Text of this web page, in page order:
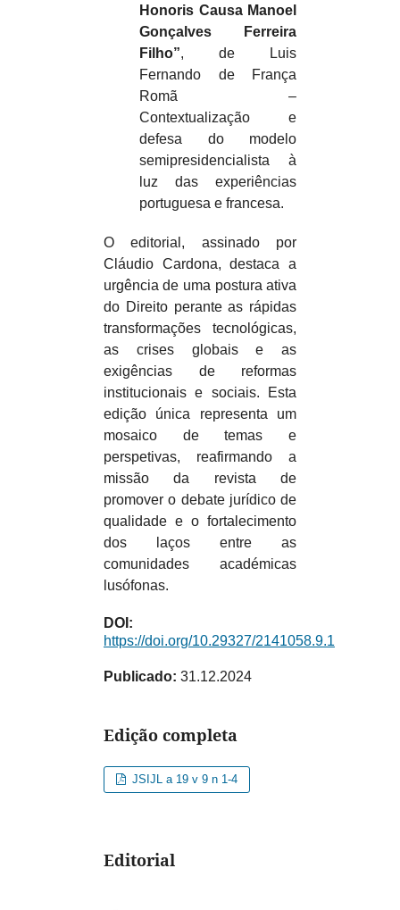
Honoris Causa Manoel
Gonçalves Ferreira
Filho”, de Luis
Fernando de França
Romã –
Contextualização e
defesa do modelo
semipresidencialista à
luz das experiências
portuguesa e francesa.
O editorial, assinado por
Cláudio Cardona, destaca a
urgência de uma postura ativa
do Direito perante as rápidas
transformações tecnológicas,
as crises globais e as
exigências de reformas
institucionais e sociais. Esta
edição única representa um
mosaico de temas e
perspetivas, reafirmando a
missão da revista de
promover o debate jurídico de
qualidade e o fortalecimento
dos laços entre as
comunidades académicas
lusófonas.
DOI:
https://doi.org/10.29327/2141058.9.1
Publicado: 31.12.2024
Edição completa
JSIJL a 19 v 9 n 1-4
Editorial